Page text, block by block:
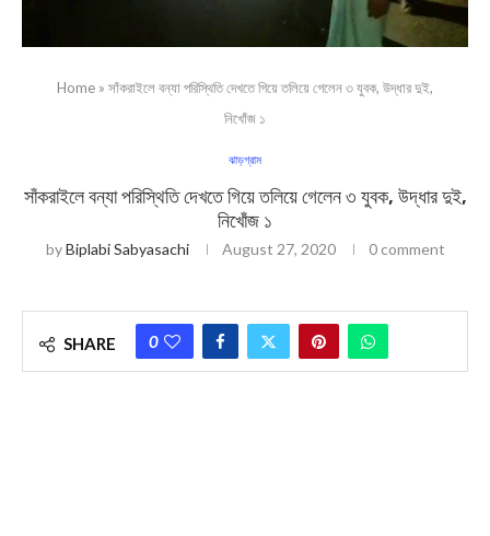
Home » সাঁকরাইলে বন্যা পরিস্থিতি দেখতে গিয়ে তলিয়ে গেলেন ৩ যুবক, উদ্ধার দুই,
নিখোঁজ ১
ঝাড়গ্রাম
সাঁকরাইলে বন্যা পরিস্থিতি দেখতে গিয়ে তলিয়ে গেলেন ৩ যুবক, উদ্ধার দুই,
নিখোঁজ ১
byBiplabi Sabyasachi August 27, 2020 0 comment
SHARE 0